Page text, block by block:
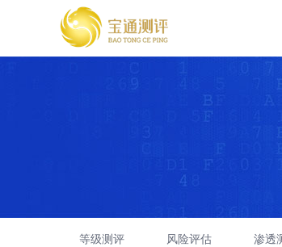
等级测评 风险评估 渗透